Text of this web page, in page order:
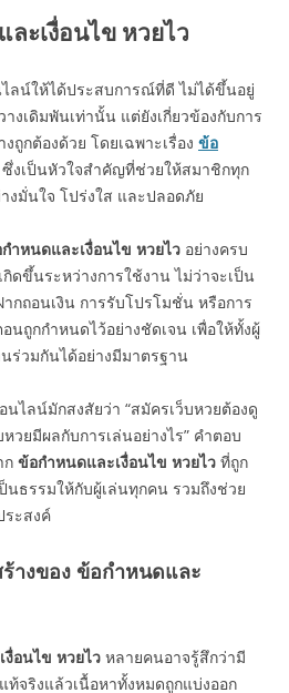
ะเงื่อนไข หวยไว
ลน์ให้ได้ประสบการณ์ที่ดี ไม่ได้ขึ้นอยู่
งเดิมพันเท่านั้น แต่ยังเกี่ยวข้องกับการ
ถูกต้องด้วย โดยเฉพาะเรื่อง ข้อ
ซึ่งเป็นหัวใจสำคัญที่ช่วยให้สมาชิกทุก
มั่นใจ โปร่งใส และปลอดภัย
ำหนดและเงื่อนไข หวยไว อย่างครบ
ดขึ้นระหว่างการใช้งาน ไม่ว่าจะเป็น
กถอนเงิน การรับโปรโมชั่น หรือการ
ถูกกำหนดไว้อย่างชัดเจน เพื่อให้ทั้งผู้
ร่วมกันได้อย่างมีมาตรฐาน
นไลน์มักสงสัยว่า “สมัครเว็บหวยต้องดู
หวยมีผลกับการเล่นอย่างไร” คำตอบ
ก ข้อกำหนดและเงื่อนไข หวยไว ที่ถูก
นธรรมให้กับผู้เล่นทุกคน รวมถึงช่วย
ระสงค์
างของ ข้อกำหนดและ
อนไข หวยไว หลายคนอาจรู้สึกว่ามี
ท้จริงแล้วเนื้อหาทั้งหมดถูกแบ่งออก